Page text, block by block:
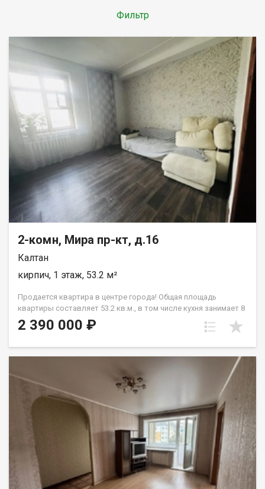
Фильтр
2-комн, Мира пр-кт, д.16
Калтан
кирпич, 1 этаж, 53.2 м²
Продается квартира в центре города! Общая площадь
квартиры составляет 53.2 кв.м., в том числе кухня занимает 8
кв.м. Этот вариант является очень экономичным, так как
требует небольших вложений в ремонт. Квартира идеально
супермаркеты. Этот вариант квартиры также является
отличным сочетанием цена-качество. Не упустите
возможность приобрести просторное жилье по доступной
цене в удобном районе! Звоните прямо сейчас, чтобы узнать
больше информации о данном объекте недвижимости и
организовать просмотр. Эта квартира точно заслуживает
вашего внимания! Назовите при звонке данный номер
объявления - 542075 Номер объекта: 542075. Людмила
2 390 000 ₽